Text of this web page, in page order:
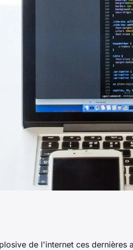
de l'internet ces dernières